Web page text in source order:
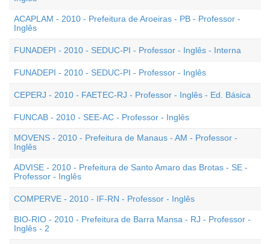
ACAPLAM - 2010 - Prefeitura de Aroeiras - PB - Professor -
Inglês
FUNADEPI - 2010 - SEDUC-PI - Professor - Inglês - Interna
FUNADEPI - 2010 - SEDUC-PI - Professor - Inglês
CEPERJ - 2010 - FAETEC-RJ - Professor - Inglês - Ed. Básica
FUNCAB - 2010 - SEE-AC - Professor - Inglês
MOVENS - 2010 - Prefeitura de Manaus - AM - Professor -
Inglês
ADVISE - 2010 - Prefeitura de Santo Amaro das Brotas - SE -
Professor - Inglês
COMPERVE - 2010 - IF-RN - Professor - Inglês
BIO-RIO - 2010 - Prefeitura de Barra Mansa - RJ - Professor -
Inglês - 2